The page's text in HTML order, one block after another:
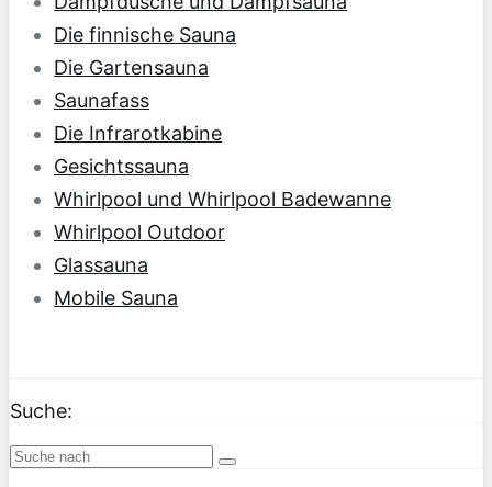
Die finnische Sauna
Die Gartensauna
Saunafass
Die Infrarotkabine
Gesichtssauna
Whirlpool und Whirlpool Badewanne
Whirlpool Outdoor
Glassauna
Mobile Sauna
Suche: